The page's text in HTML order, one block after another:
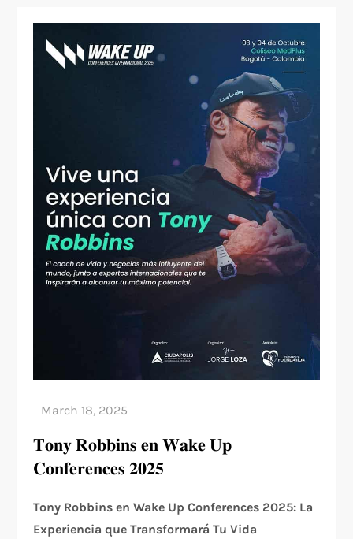
𝐓𝐨𝐧𝐲 𝐑𝐨𝐛𝐛𝐢𝐧𝐬 𝐞𝐧 𝐖𝐚𝐤𝐞 𝐔𝐩
𝐂𝐨𝐧𝐟𝐞𝐫𝐞𝐧𝐜𝐞𝐬 𝟐𝟎𝟐𝟓
Tony Robbins en Wake Up Conferences 2025: La
Experiencia que Transformará Tu Vida